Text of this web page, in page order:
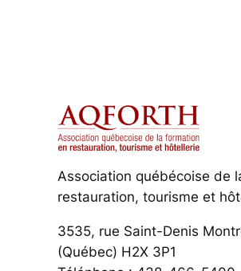
Association québécoise de
restauration, tourisme et
3535, rue Saint-Denis
(Québec) H2X 3P1